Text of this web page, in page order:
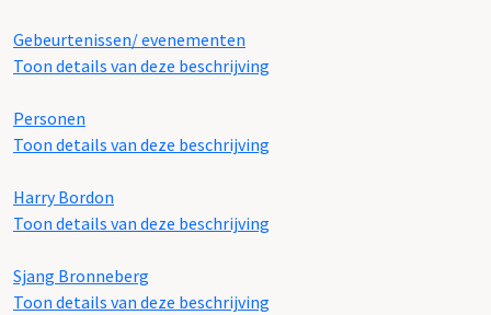
Gebeurtenissen/ evenementen
Toon details van deze beschrijving
Personen
Toon details van deze beschrijving
Harry Bordon
Toon details van deze beschrijving
Sjang Bronneberg
Toon details van deze beschrijving